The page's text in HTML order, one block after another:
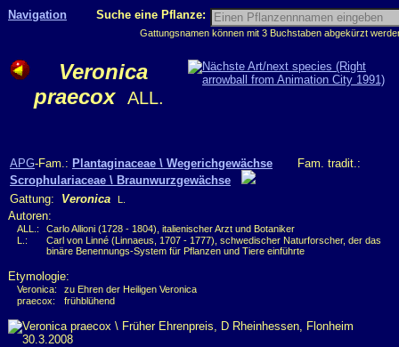
Navigation Suche eine Pflanze:
Gattungsnamen können mit 3 Buchstaben abgekürzt
Veronica
praecox
ALL.
APG-Fam.: Plantaginaceae \ Wegerichgewächse Fam. tradit.:
Scrophulariaceae \ Braunwurzgewächse
Gattung: Veronica L.
Autoren:
ALL.:
Carlo Allioni (1728 - 1804), italienischer Arzt und Botaniker
L.:
Carl von Linné (Linnaeus, 1707 - 1777), schwedischer Naturforscher, der das
binäre Benennungs-System für Pflanzen und Tiere einführte
Etymologie:
Veronica:
zu Ehren der Heiligen Veronica
praecox:
frühblühend